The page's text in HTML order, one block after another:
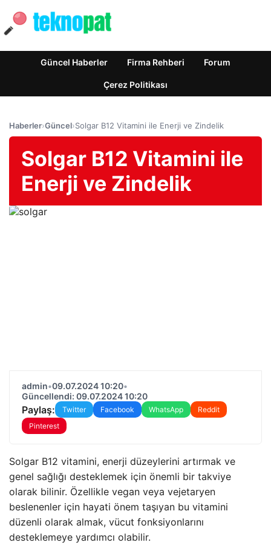
Güncel Haberler Firma Rehberi Forum
Çerez Politikası
Haberler›Güncel›Solgar B12 Vitamini ile Enerji ve Zindelik
Solgar B12 Vitamini ile
Enerji ve Zindelik
admin•09.07.2024 10:20•
Güncellendi: 09.07.2024 10:20
Paylaş: Twitter Facebook WhatsApp
Reddit
Pinterest
Solgar B12 vitamini, enerji düzeylerini artırmak ve
genel sağlığı desteklemek için önemli bir takviye
olarak bilinir. Özellikle vegan veya vejetaryen
beslenenler için hayati önem taşıyan bu vitamini
düzenli olarak almak, vücut fonksiyonlarını
desteklemeye yardımcı olabilir.